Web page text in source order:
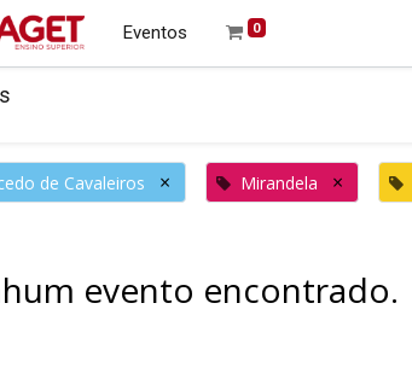
Eventos 0
de Cavaleiros × Mirandela ×
evento encontrado.